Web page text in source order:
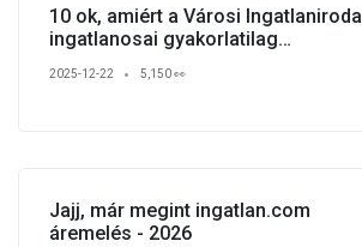
10 ok, amiért a Városi Ingatlaniroda
ingatlanosai gyakorlatilag
2025-12-22 5,150 👀
Jajj, már megint ingatlan.com
áremelés - 2026